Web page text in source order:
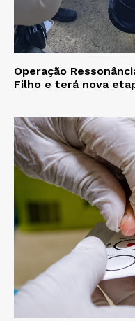
Operação
Filho e terá nova